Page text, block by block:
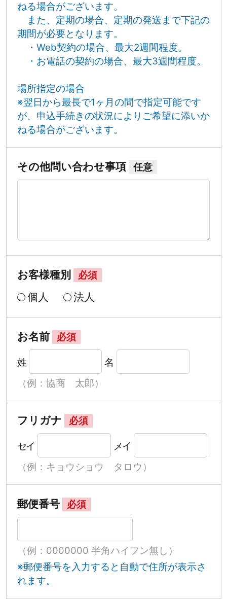
ねる場合がございます。
また、定期の場合、定期の発送まで下記の
期間が必要となります。
・Web契約の場合、最大2週間程度。
・お電話の契約の場合、最大3週間程度。
場所指定の場合
※翌日から最長で1ヶ月の間で指定可能です
が、申込手続きの状況によりご希望に添いか
ねる場合がございます。
その他問い合わせ事項 任意
お客様種別 必須
個人 法人
お名前 必須
姓
名
（例：協商 太郎）
フリガナ 必須
セイ
メイ
（例：キョウショウ タロウ）
郵便番号 必須
（例：0000000 半角ハイフン無し）
※郵便番号を入力すると自動で住所が表示さ
れます。